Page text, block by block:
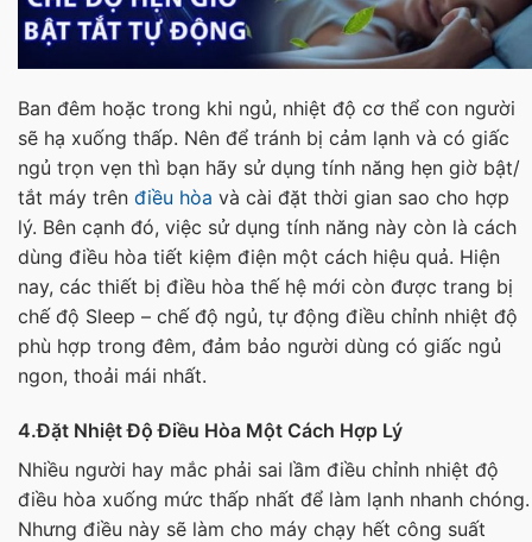
Ban đêm hoặc trong khi ngủ, nhiệt độ cơ thể con người
sẽ hạ xuống thấp. Nên để tránh bị cảm lạnh và có giấc
ngủ trọn vẹn thì bạn hãy sử dụng tính năng hẹn giờ bật/
tắt máy trên điều hòa và cài đặt thời gian sao cho hợp
lý. Bên cạnh đó, việc sử dụng tính năng này còn là cách
dùng điều hòa tiết kiệm điện một cách hiệu quả. Hiện
nay, các thiết bị điều hòa thế hệ mới còn được trang bị
chế độ Sleep – chế độ ngủ, tự động điều chỉnh nhiệt độ
phù hợp trong đêm, đảm bảo người dùng có giấc ngủ
ngon, thoải mái nhất.
4.Đặt Nhiệt Độ Điều Hòa Một Cách Hợp Lý
Nhiều người hay mắc phải sai lầm điều chỉnh nhiệt độ
điều hòa xuống mức thấp nhất để làm lạnh nhanh chóng.
Nhưng điều này sẽ làm cho máy chạy hết công suất